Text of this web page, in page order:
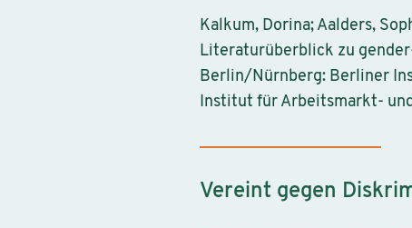
Kalkum, Dorina; Aalders,
Literaturüberblick zu
Berlin/Nürnberg: Berliner
Institut für Arbeitsmarkt-
Vereint gegen